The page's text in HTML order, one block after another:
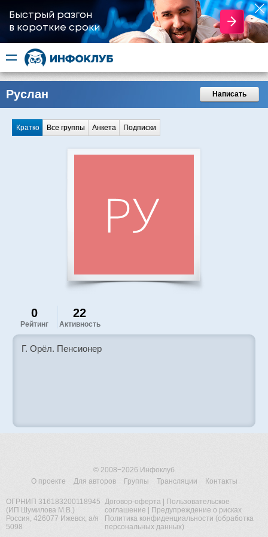
Быстрый разгон
​в короткие сроки
Руслан Написать
Кратко Все группы Анкета Подписки
0
Рейтинг
22
Активность
Г. Орёл. Пенсионер
© 2008−2026 Инфоклуб
О проекте
Для авторов Группы Трансляции Контакты
ОГРНИП 316183200118945
(ИП Шумилова М.В.)
Россия, 426077 Ижевск, а/я
5098
Договор-оферта|
Пользовательское
соглашение
Предупреждение о рисках
Политика конфиденциальности (обработка
персональных данных)